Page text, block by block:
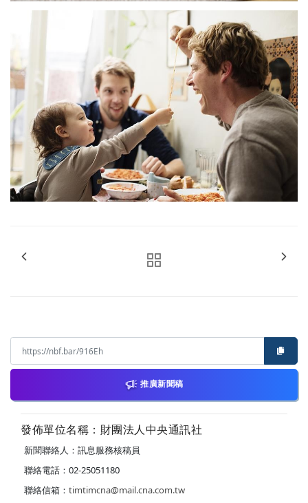
推廣新聞稿
發佈單位名稱：財團法人中央通訊社
新聞聯絡人：訊息服務核稿員
聯絡電話：02-25051180
聯絡信箱： timtimcna@mail.cna.com.tw